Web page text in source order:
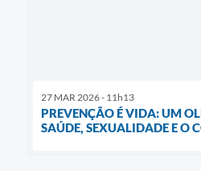
27 MAR 2026 - 11h13
PREVENÇÃO É VIDA: UM
SAÚDE, SEXUALIDADE E O